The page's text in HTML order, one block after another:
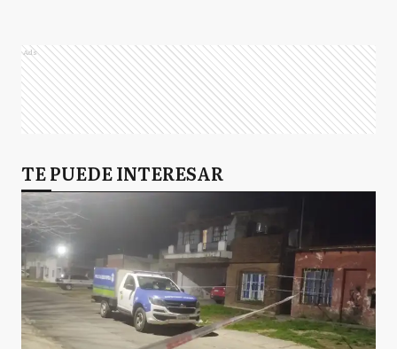
Ads
TE PUEDE INTERESAR